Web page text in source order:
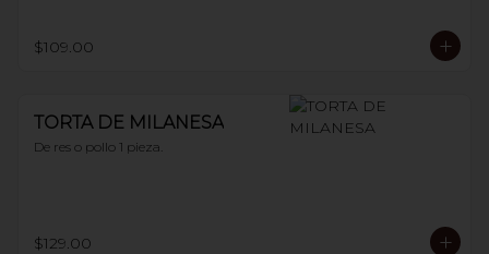
$109.00
TORTA DE MILANESA
De res o pollo 1 pieza.
$129.00